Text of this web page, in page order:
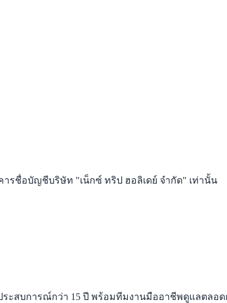
รชื่อบัญชีบริษัท "เน็กซ์ ทริป ฮอลิเดย์ จำกัด" เท่านั้น
ะสบการณ์กว่า 15 ปี พร้อมทีมงานมืออาชีพดูแลตลอด